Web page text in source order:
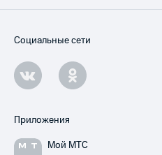
Социальные сети
Приложения
Мой МТС